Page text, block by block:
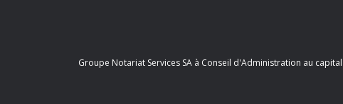
Groupe Notariat Services SA à Conseil d'Administration au capital